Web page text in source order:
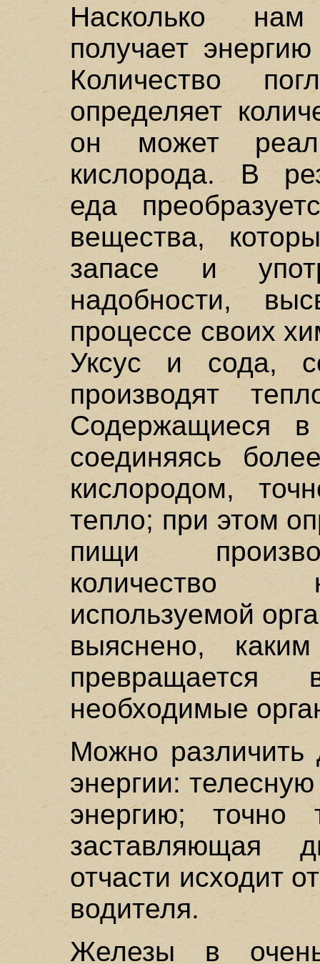
Насколько
получает
Количество
определяет
он может
кислорода. В
еда
вещества,
запасе и
надобности,
процессе своих
Уксус и сода,
производят
Содержащиеся в
соединяясь
кислородом,
тепло; при этом
пищи
количество
используемой
выяснено,
необходимые
Можно различить
энергии:
энергию; точно
заставляющая
отчасти исходит
водителя.
Железы в